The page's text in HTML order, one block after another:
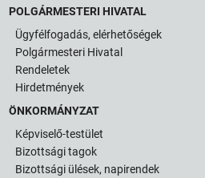
POLGÁRMESTERI HIVATAL
Ügyfélfogadás, elérhetőségek
Polgármesteri Hivatal
Rendeletek
Hirdetmények
ÖNKORMÁNYZAT
Képviselő-testület
Bizottsági tagok
Bizottsági ülések, napirendek